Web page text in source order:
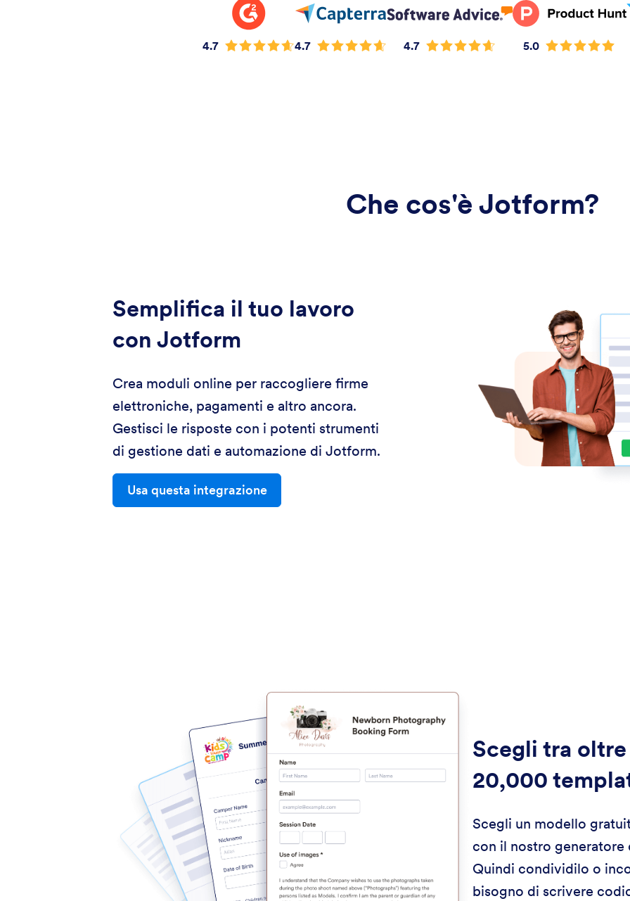
4.7 4.7 4.7 5.0
Che cos'è Jotform?
Semplifica il tuo lavoro
con Jotform
Crea moduli online per raccogliere firme
elettroniche, pagamenti e altro ancora.
Gestisci le risposte con i potenti strumenti
di gestione dati e automazione di Jotform.
Usa questa integrazione
Scegli tra oltre
20,000
Scegli un modello
con il nostro
Quindi condividilo o
bisogno di scrivere